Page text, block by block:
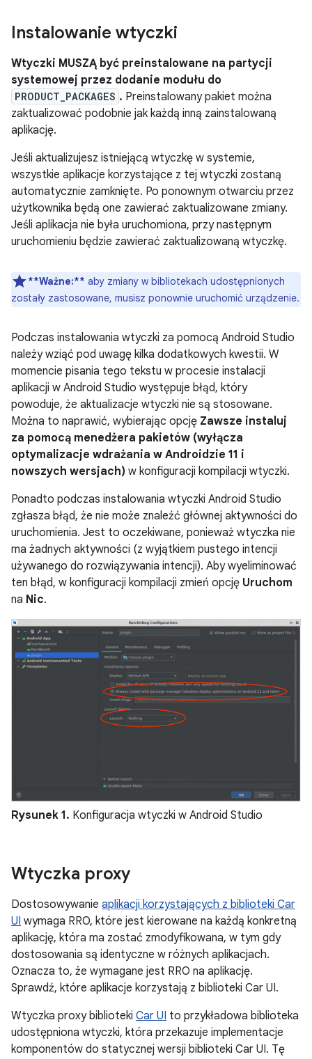
Instalowanie wtyczki
Wtyczki MUSZĄ być preinstalowane na partycji
systemowej przez dodanie modułu do
PRODUCT_PACKAGES . Preinstalowany pakiet można
zaktualizować podobnie jak każdą inną zainstalowaną
aplikację.
Jeśli aktualizujesz istniejącą wtyczkę w systemie,
wszystkie aplikacje korzystające z tej wtyczki zostaną
automatycznie zamknięte. Po ponownym otwarciu przez
użytkownika będą one zawierać zaktualizowane zmiany.
Jeśli aplikacja nie była uruchomiona, przy następnym
uruchomieniu będzie zawierać zaktualizowaną wtyczkę.
**Ważne:** aby zmiany w bibliotekach udostępnionych
zostały zastosowane, musisz ponownie uruchomić urządzenie.
Podczas instalowania wtyczki za pomocą Android Studio
należy wziąć pod uwagę kilka dodatkowych kwestii. W
momencie pisania tego tekstu w procesie instalacji
aplikacji w Android Studio występuje błąd, który
powoduje, że aktualizacje wtyczki nie są stosowane.
Można to naprawić, wybierając opcję Zawsze instaluj
za pomocą menedżera pakietów (wyłącza
optymalizacje wdrażania w Androidzie 11 i
nowszych wersjach) w konfiguracji kompilacji wtyczki.
Ponadto podczas instalowania wtyczki Android Studio
zgłasza błąd, że nie może znaleźć głównej aktywności do
uruchomienia. Jest to oczekiwane, ponieważ wtyczka nie
ma żadnych aktywności (z wyjątkiem pustego intencji
używanego do rozwiązywania intencji). Aby wyeliminować
ten błąd, w konfiguracji kompilacji zmień opcję Uruchom
na Nic.
Rysunek 1. Konfiguracja wtyczki w Android Studio
Wtyczka proxy
Dostosowywanie aplikacji korzystających z biblioteki Car
UI wymaga RRO, które jest kierowane na każdą konkretną
aplikację, która ma zostać zmodyfikowana, w tym gdy
dostosowania są identyczne w różnych aplikacjach.
Oznacza to, że wymagane jest RRO na aplikację.
Sprawdź, które aplikacje korzystają z biblioteki Car UI.
Wtyczka proxy biblioteki Car UI to przykładowa biblioteka
udostępniona wtyczki, która przekazuje implementacje
komponentów do statycznej wersji biblioteki Car UI. Tę